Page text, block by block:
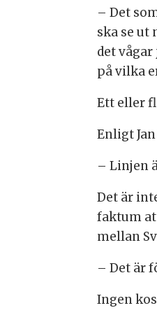
– Det
ska se ut
det
på vilka
Ett eller
Enligt
– Linjen
Det är
faktum
mellan
– Det är
Ingen